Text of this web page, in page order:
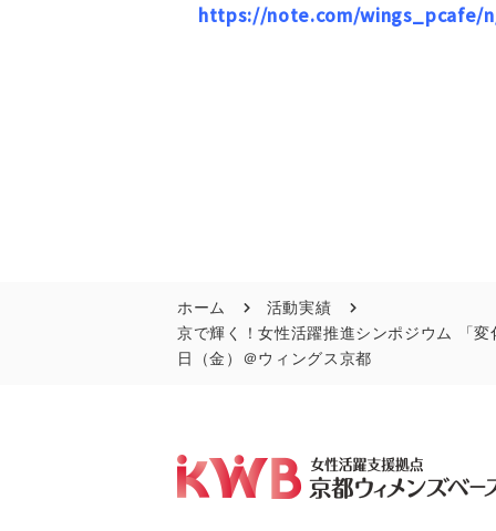
https://note.com/wings_pcafe/
ホーム
活動実績
京で輝く！女性活躍推進シンポジウム 「
日（金）＠ウィングス京都